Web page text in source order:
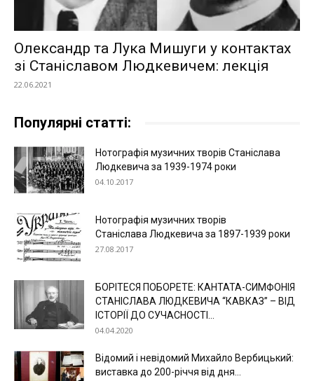
Олександр та Лука Мишуги у контактах
зі Станіславом Людкевичем: лекція
22.06.2021
Популярні статті:
Нотографія музичних творів Станіслава
Людкевича за 1939-1974 роки
04.10.2017
Нотографія музичних творів
Станіслава Людкевича за 1897-1939 роки
27.08.2017
БОРІТЕСЯ ПОБОРЕТЕ: КАНТАТА-СИМФОНІЯ
СТАНІСЛАВА ЛЮДКЕВИЧА “КАВКАЗ” – ВІД
ІСТОРІЇ ДО СУЧАСНОСТІ...
04.04.2020
Відомий і невідомий Михайло Вербицький:
виставка до 200-річчя від дня...